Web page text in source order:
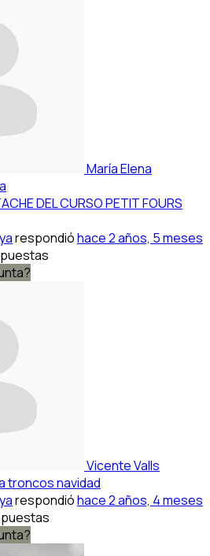
María Elena
DEL CURSO PETIT FOURS
respondióhace 2 años, 5 meses
Vicente Valls
troncos navidad
respondióhace 2 años, 4 meses